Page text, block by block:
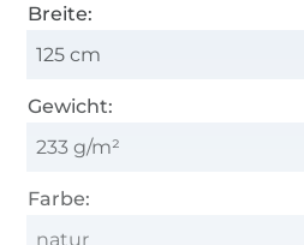
Breite:
125 cm
Gewicht:
233 g/m²
Farbe:
natur